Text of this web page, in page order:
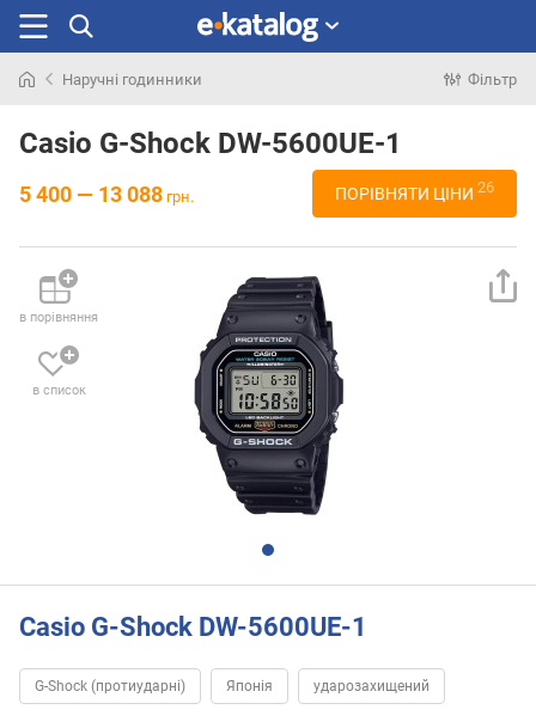
раніше
Наручні годинники Фільтр
Casio G-Shock DW-5600UE-1
5 400 — 13 088 грн. ПОРІВНЯТИ ЦІНИ 26
в порівняння
в список
Casio G-Shock DW-5600UE-1
G-Shock (протиударні) Японія ударозахищений